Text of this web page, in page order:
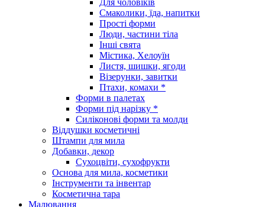
Смаколики, їда, напитки
Прості форми
Люди, частини тіла
Інші свята
Містика, Хелоуїн
Листя, шишки, ягоди
Візерунки, завитки
Птахи, комахи *
Форми в палетах
Форми під нарізку *
Силіконові форми та молди
Віддушки косметичні
Штампи для мила
Добавки, декор
Сухоцвіти, сухофрукти
Основа для мила, косметики
Інструменти та інвентар
Косметична тара
Малювання